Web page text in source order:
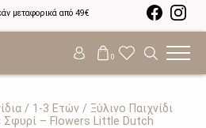
μεταφορικά από 49€
0
/ 1-3 Ετών / Ξύλινο Παιχνίδι
Σφυρί – Flowers Little Dutch